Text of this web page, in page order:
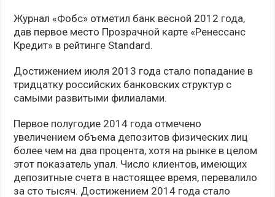
Журнал «Фобс» отметил банк весной 2012 года,
дав первое место Прозрачной карте «Ренессанс
Кредит» в рейтинге Standard.
Достижением июля 2013 года стало попадание в
тридцатку российских банковских структур с
самыми развитыми филиалами.
Первое полугодие 2014 года отмечено
увеличением объема депозитов физических лиц
более чем на два процента, хотя на рынке в целом
этот показатель упал. Число клиентов, имеющих
депозитные счета в настоящее время, перевалило
за сто тысяч. Достижением 2014 года стало